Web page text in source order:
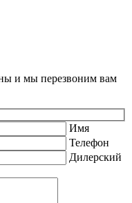
и мы перезвоним вам
Имя
Телефон
Дилерский